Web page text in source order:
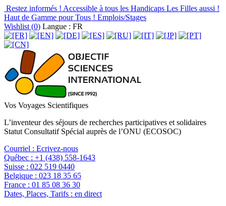
Restez informés ! Accessible à tous les Handicaps Les Filles aussi !
Haut de Gamme pour Tous ! Emplois/Stages
Wishlist (0) Langue : FR
Vos Voyages Scientifiques
L’inventeur des séjours de recherches participatives et solidaires
Statut Consultatif Spécial auprès de l’ONU (ECOSOC)
Courriel : Ecrivez-nous
Québec : +1 (438) 558-1643
Suisse : 022 519 0440
Belgique : 023 18 35 65
France : 01 85 08 36 30
Dates, Places, Tarifs : en direct